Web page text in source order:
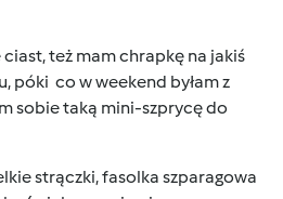
też mam chrapkę na jakiś
póki co w weekend byłam z
sobie taką mini-szprycę do
strączki, fasolka szparagowa